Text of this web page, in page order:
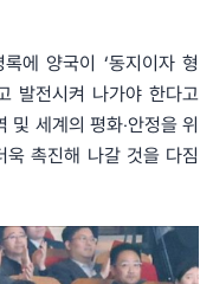
에 양국이 ‘동지이자 형
발전시켜 나가야 한다고
및 세계의 평화‧안정을 위
욱 촉진해 나갈 것을 다짐